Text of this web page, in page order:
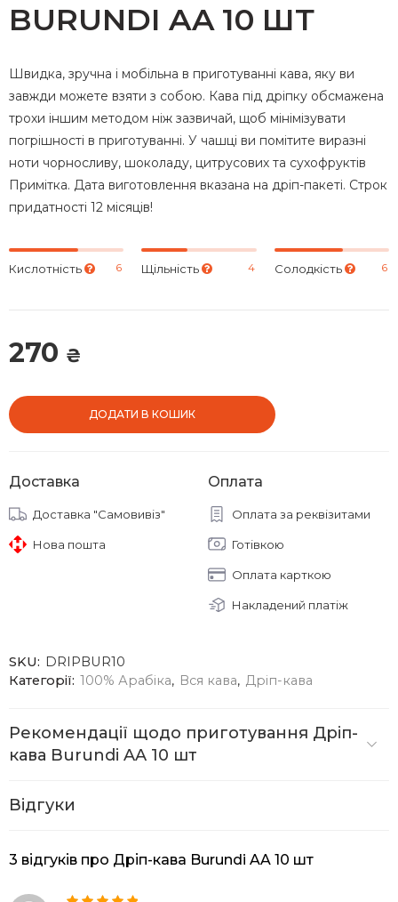
Швидка, зручна і мобільна в приготуванні кава, яку ви
завжди можете взяти з собою. Кава під дріпку обсмажена
трохи іншим методом ніж зазвичай, щоб мінімізувати
погрішності в приготуванні. У чашці ви помітите виразні
ноти чорносливу, шоколаду, цитрусових та сухофруктів
Примітка. Дата виготовлення вказана на дріп-пакеті. Строк
придатності 12 місяців!
6
Кислотність 4
Щільність 6
Солодкість
BURUNDI AA 10 ШТ
270 ₴
ДОДАТИ В КОШИК
Доставка
Доставка "Самовивіз"
Нова пошта
Оплата
Оплата за реквізитами
Готівкою
Оплата карткою
Накладений платіж
Рекомендації щодо приготування Дріп-
кава Burundi AA 10 шт
Відгуки
3 відгуків про Дріп-кава Burundi AA 10 шт
SKU: DRIPBUR10
Категорії: 100% Арабіка, Вся кава, Дріп-кава